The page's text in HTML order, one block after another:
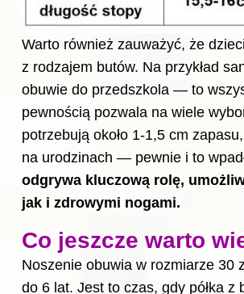
Warto również zauważyć, że
z rodzajem butów. Na przykład
obuwie do przedszkola — to
pewnością pozwala na wiele
potrzebują około 1-1,5 cm
na urodzinach — pewnie i to
odgrywa kluczową rolę,
jak i zdrowymi nogami.
Co jeszcze warto
Noszenie obuwia w rozmiarze 30
do 6 lat. Jest to czas, gdy półka